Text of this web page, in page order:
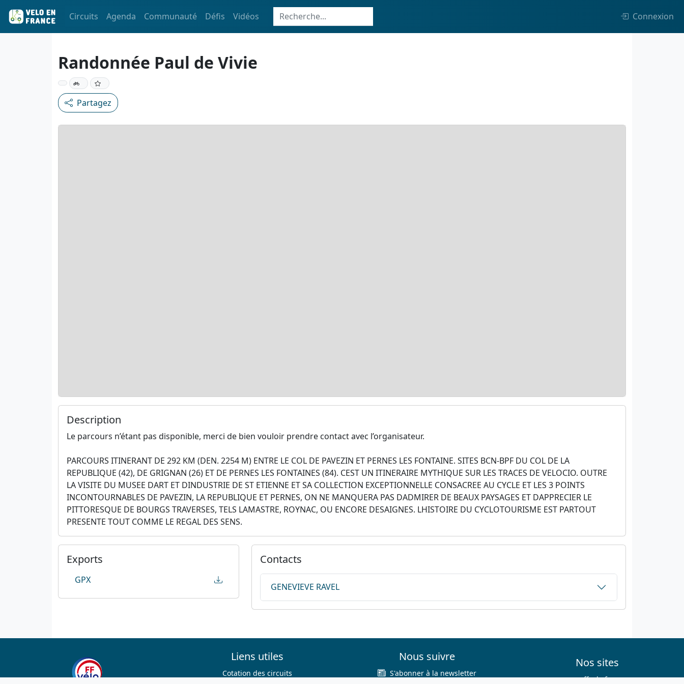
Circuits Agenda Communauté Défis Vidéos Connexion
Randonnée Paul de Vivie
Partagez
Description
Le parcours n’étant pas disponible, merci de bien vouloir prendre contact avec l’organisateur.
PARCOURS ITINERANT DE 292 KM (DEN. 2254 M) ENTRE LE COL DE PAVEZIN ET PERNES LES FONTAINE. SITES BCN-BPF DU COL DE LA
REPUBLIQUE (42), DE GRIGNAN (26) ET DE PERNES LES FONTAINES (84). CEST UN ITINERAIRE MYTHIQUE SUR LES TRACES DE VELOCIO. OUTRE
LA VISITE DU MUSEE DART ET DINDUSTRIE DE ST ETIENNE ET SA COLLECTION EXCEPTIONNELLE CONSACREE AU CYCLE ET LES 3 POINTS
INCONTOURNABLES DE PAVEZIN, LA REPUBLIQUE ET PERNES, ON NE MANQUERA PAS DADMIRER DE BEAUX PAYSAGES ET DAPPRECIER LE
PITTORESQUE DE BOURGS TRAVERSES, TELS LAMASTRE, ROYNAC, OU ENCORE DESAIGNES. LHISTOIRE DU CYCLOTOURISME EST PARTOUT
PRESENTE TOUT COMME LE REGAL DES SENS.
Exports
GPX
Contacts
GENEVIEVE RAVEL
Liens utiles
Cotation des circuits
Nous suivre
S'abonner à la newsletter
Nos sites
ffvelo.fr